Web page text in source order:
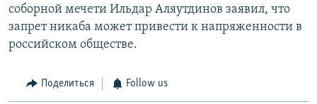
соборной мечети Ильдар Аляутдинов заявил, что
запрет никаба может привести к напряженности в
российском обществе.
Поделиться Follow us